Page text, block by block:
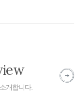
개합니다.